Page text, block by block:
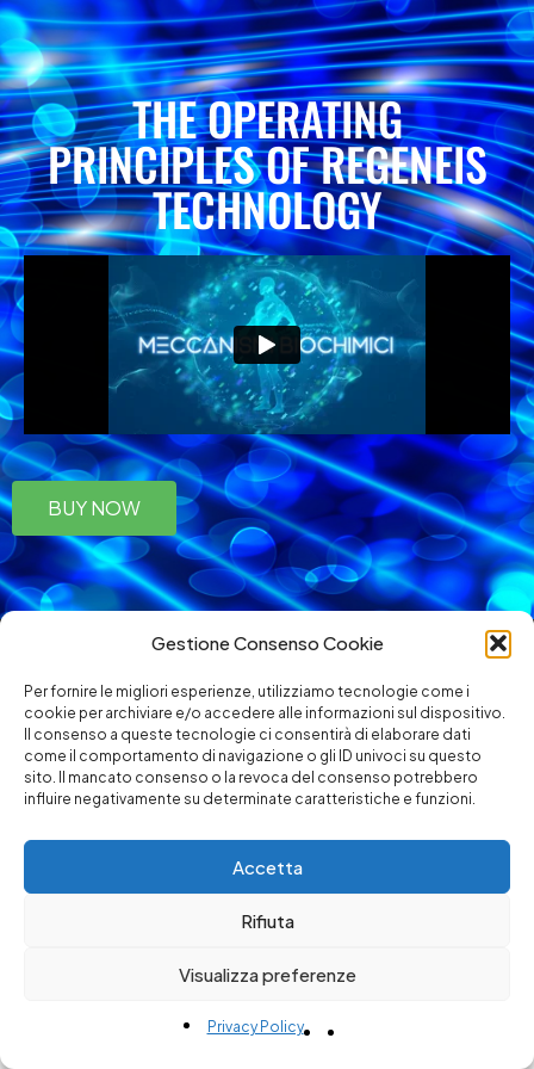
Gestione Consenso Cookie
Per fornire le migliori esperienze, utilizziamo tecnologie come i
cookie per archiviare e/o accedere alle informazioni sul dispositivo.
Il consenso a queste tecnologie ci consentirà di elaborare dati
come il comportamento di navigazione o gli ID univoci su questo
sito. Il mancato consenso o la revoca del consenso potrebbero
influire negativamente su determinate caratteristiche e funzioni.
Accetta
Rifiuta
Visualizza preferenze
Privacy Policy
THE OPERATING
PRINCIPLES OF REGENEIS
TECHNOLOGY
BUY NOW
HOME PRIVACY DISCLAIMER
15247714 | Registered office: 277 Gray’s Inn Road, London,